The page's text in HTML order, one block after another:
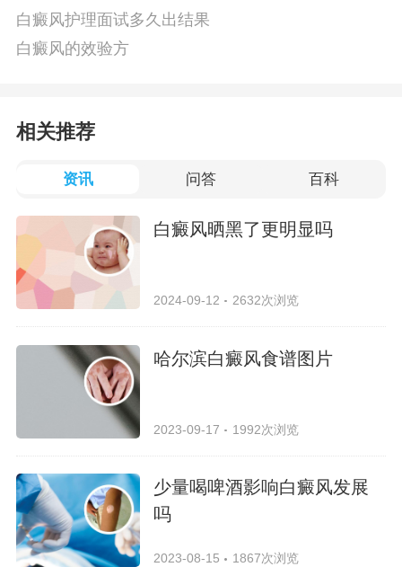
白癜风护理面试多久出结果
白癜风的效验方
相关推荐
资讯 问答 百科
白癜风晒黑了更明显吗
2024-09-12 2632次浏览
哈尔滨白癜风食谱图片
2023-09-17 1992次浏览
少量喝啤酒影响白癜风发展
吗
2023-08-15 1867次浏览